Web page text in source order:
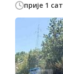
прије 1 сат